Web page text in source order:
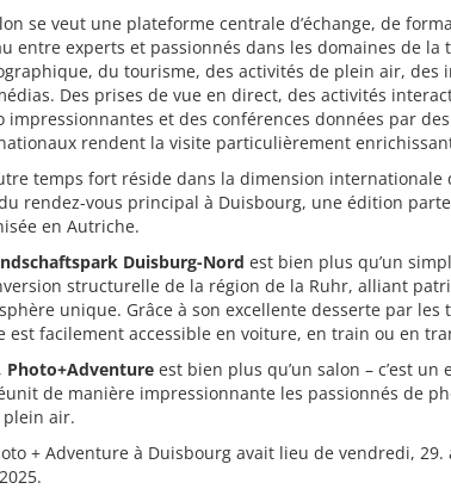
se veut une plateforme centrale d’échange, de
entre experts et passionnés dans les domaines de la
du tourisme, des activités de plein air, des
Des prises de vue en direct, des activités
impressionnantes et des conférences données par
rendent la visite particulièrement
temps fort réside dans la dimension internationale
rendez-vous principal à Duisbourg, une édition
en Autriche.
Duisburg-Nord est bien plus qu’un
structurelle de la région de la Ruhr, alliant
unique. Grâce à son excellente desserte par les
est facilement accessible en voiture, en train ou en
Photo+Adventureest bien plus qu’un salon – c’est un
de manière impressionnante les passionnés de
air.
+ Adventure à Duisbourg avait lieu de vendredi,